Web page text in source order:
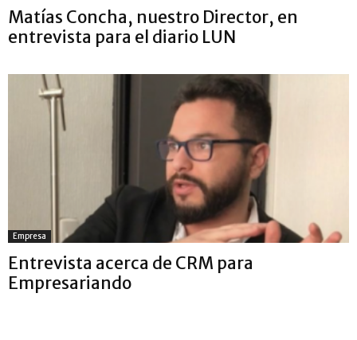
Matías Concha, nuestro Director, en
entrevista para el diario LUN
Empresa
Entrevista acerca de CRM para
Empresariando